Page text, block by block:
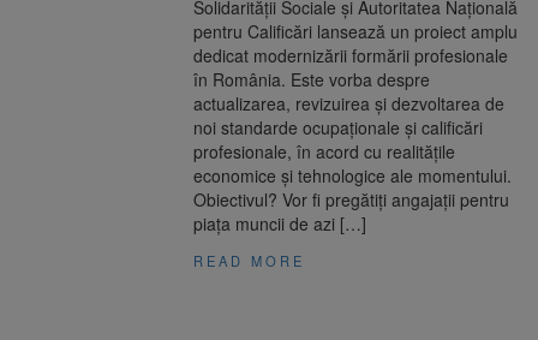
Se schimbă examenul de
medic specialist. Subiecte unice în toată țara,
aceeași oră și același barem
Solidarității Sociale și Autoritatea Națională
pentru Calificări lansează un proiect amplu
dedicat modernizării formării profesionale
în România. Este vorba despre
actualizarea, revizuirea și dezvoltarea de
noi standarde ocupaționale și calificări
profesionale, în acord cu realitățile
economice și tehnologice ale momentului.
Obiectivul? Vor fi pregătiți angajații pentru
piața muncii de azi […]
READ MORE